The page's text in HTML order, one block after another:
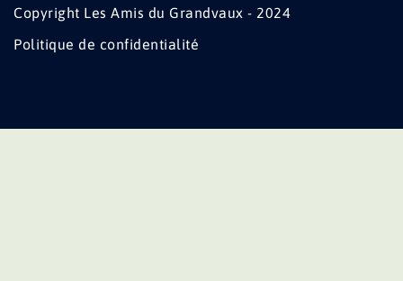
Copyright Les Amis du Grandvaux - 2024
Politique de confidentialité